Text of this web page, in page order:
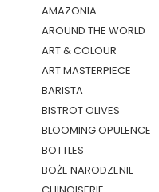
AMAZONIA
AROUND THE WORLD
ART & COLOUR
ART MASTERPIECE
BARISTA
BISTROT OLIVES
BLOOMING OPULENCE
BOTTLES
BOŻE NARODZENIE